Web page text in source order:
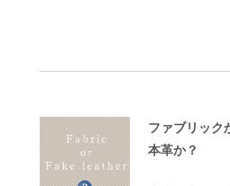
ファブリック
本革か？